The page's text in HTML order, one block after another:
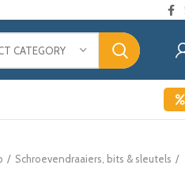
CATEGORY
Schroevendraaiers, bits & sleutels